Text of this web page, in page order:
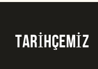
TARİHÇEMİZ